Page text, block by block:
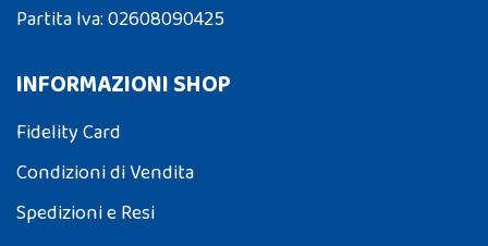
Partita Iva: 02608090425
INFORMAZIONI SHOP
Fidelity Card
Condizioni di Vendita
Spedizioni e Resi